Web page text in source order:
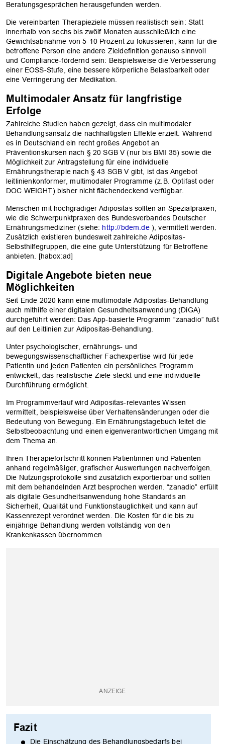
OK
Beratungsgesprächen herausgefunden werden.
Die vereinbarten Therapieziele müssen realistisch sein: Statt
innerhalb von sechs bis zwölf Monaten ausschließlich eine
Gewichtsabnahme von 5-10 Prozent zu fokussieren, kann für die
betroffene Person eine andere Zieldefinition genauso sinnvoll
und Compliance-fördernd sein: Beispielsweise die Verbesserung
einer EOSS-Stufe, eine bessere körperliche Belastbarkeit oder
eine Verringerung der Medikation.
Multimodaler Ansatz für langfristige
Erfolge
Zahlreiche Studien haben gezeigt, dass ein multimodaler
Behandlungsansatz die nachhaltigsten Effekte erzielt. Während
es in Deutschland ein recht großes Angebot an
Präventionskursen nach § 20 SGB V (nur bis BMI 35) sowie die
Möglichkeit zur Antragstellung für eine individuelle
Ernährungstherapie nach § 43 SGB V gibt, ist das Angebot
leitlinienkonformer, multimodaler Programme (z.B. Optifast oder
DOC WEIGHT) bisher nicht flächendeckend verfügbar.
Menschen mit hochgradiger Adipositas sollten an Spezialpraxen,
wie die Schwerpunktpraxen des Bundesverbandes Deutscher
Ernährungsmediziner (siehe: http://bdem.de), vermittelt werden.
Zusätzlich existieren bundesweit zahlreiche Adipositas-
Selbsthilfegruppen, die eine gute Unterstützung für Betroffene
anbieten. [habox:ad]
Digitale Angebote bieten neue
Möglichkeiten
Seit Ende 2020 kann eine multimodale Adipositas-Behandlung
auch mithilfe einer digitalen Gesundheitsanwendung (DiGA)
durchgeführt werden: Das App-basierte Programm “zanadio” fußt
auf den Leitlinien zur Adipositas-Behandlung.
Unter psychologischer, ernährungs- und
bewegungswissenschaftlicher Fachexpertise wird für jede
Patientin und jeden Patienten ein persönliches Programm
entwickelt, das realistische Ziele steckt und eine individuelle
Durchführung ermöglicht.
Im Programmverlauf wird Adipositas-relevantes Wissen
vermittelt, beispielsweise über Verhaltensänderungen oder die
Bedeutung von Bewegung. Ein Ernährungstagebuch leitet die
Selbstbeobachtung und einen eigenverantwortlichen Umgang mit
dem Thema an.
Ihren Therapiefortschritt können Patientinnen und Patienten
anhand regelmäßiger, grafischer Auswertungen nachverfolgen.
Die Nutzungsprotokolle sind zusätzlich exportierbar und sollten
mit dem behandelnden Arzt besprochen werden. “zanadio” erfüllt
als digitale Gesundheitsanwendung hohe Standards an
Sicherheit, Qualität und Funktionstauglichkeit und kann auf
Kassenrezept verordnet werden. Die Kosten für die bis zu
einjährige Behandlung werden vollständig von den
Krankenkassen übernommen.
Fazit
Die Einschätzung des Behandlungsbedarfs bei